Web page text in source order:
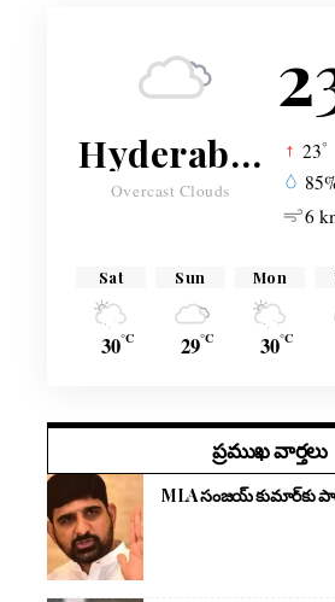
Hyderabad
Overcast Clouds
23°
6
Sat
30°C
Sun
29°C
Mon
30°C
ప్రముఖ వార్తలు
MLA సంజయ్ కుమార్‌కు